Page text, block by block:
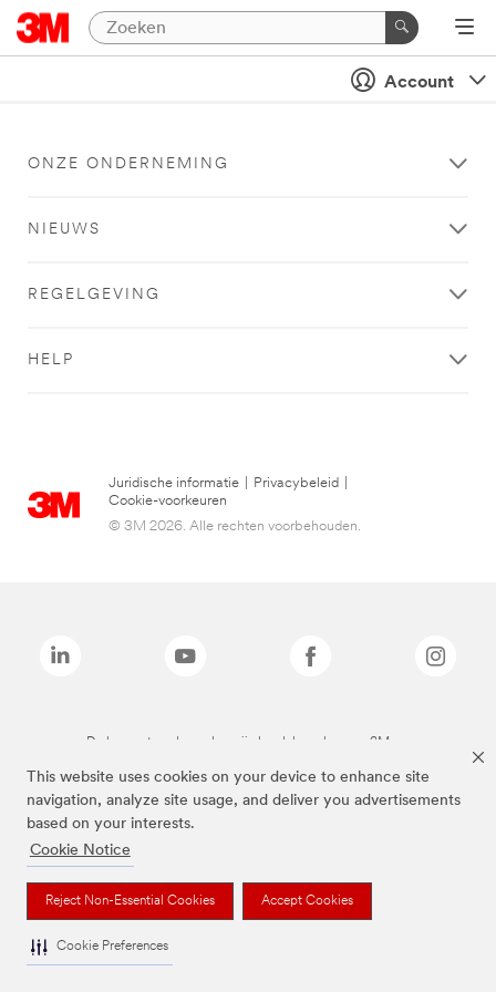
This website uses cookies on your device to enhance site
navigation, analyze site usage, and deliver you advertisements
based on your interests.
Cookie Notice
Reject Non-Essential Cookies Accept Cookies
Cookie Preferences
Account
ONZE ONDERNEMING
NIEUWS
REGELGEVING
HELP
Juridische informatie Privacybeleid
Cookie-voorkeuren
© 3M 2026. Alle rechten voorbehouden.
De bovenstaande merken zijn handelsmerken van 3M.we